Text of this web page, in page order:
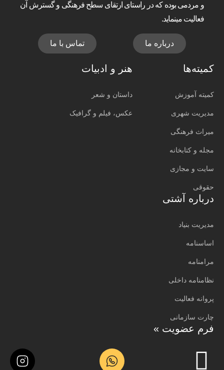
و مردمی بوده که در راستای ارتقای سطح فرهنگی و گسترش آن
فعالیت مینماید.
درباره ما تماس با ما
کمیته‌ها
کمیته آموزش
مدیریت شهری
میراث فرهنگی
مجله و کتابخانه
سایت و مجازی
حقوقی
هنر و ادبیات
داستان و شعر
عکس، فیلم و گرافیک
درباره آشتی
مدیریت بنیاد
اساسنامه
مرامنامه
نظامنامه داخلی
پروانه فعالیت
چارت سازمانی
فرم عضویت »